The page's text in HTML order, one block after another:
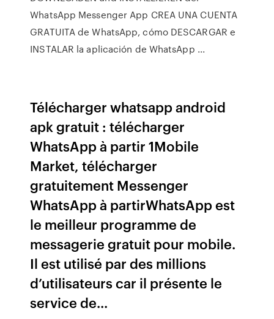
WhatsApp Messenger App CREA UNA CUENTA
GRATUITA de WhatsApp, cómo DESCARGAR e
INSTALAR la aplicación de WhatsApp ...
Télécharger whatsapp android
apk gratuit : télécharger
WhatsApp à partir 1Mobile
Market, télécharger
gratuitement Messenger
WhatsApp à partirWhatsApp est
le meilleur programme de
messagerie gratuit pour mobile.
Il est utilisé par des millions
d’utilisateurs car il présente le
service de...